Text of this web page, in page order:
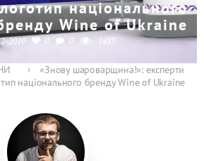
логотип національного
Wine of Ukraine
2019 0 0 1433
›
«Знову шароварщина!»: експерти
національного бренду Wine of Ukraine